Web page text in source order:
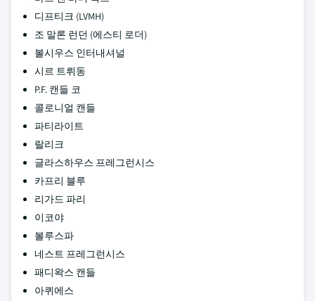
디프티크 (LVMH)
조 말론 런던 (에스티 로더)
볼시우스 인터내셔널
시르 트뤼동
P.F. 캔들 코
콜로니얼 캔들
파티라이트
랄리크
글라스하우스 프레그런시스
카프리 블루
리가드 파리
이코야
볼루스파
네스트 프레그런시스
패디왁스 캔들
아퀴에스